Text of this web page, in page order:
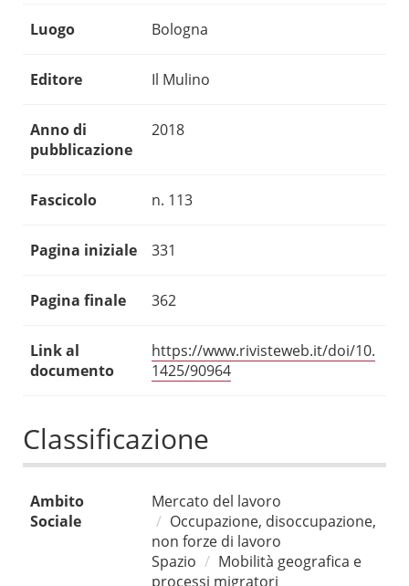
Luogo Bologna
Editore Il Mulino
Anno di
pubblicazione
2018
Fascicolo n. 113
Pagina iniziale 331
Pagina finale 362
Link al
documento
https://www.rivisteweb.it/doi/10.
1425/90964
Classificazione
Ambito
Sociale
Mercato del lavoro
Occupazione, disoccupazione,
non forze di lavoro
Spazio
Mobilità geografica e
processi migratori